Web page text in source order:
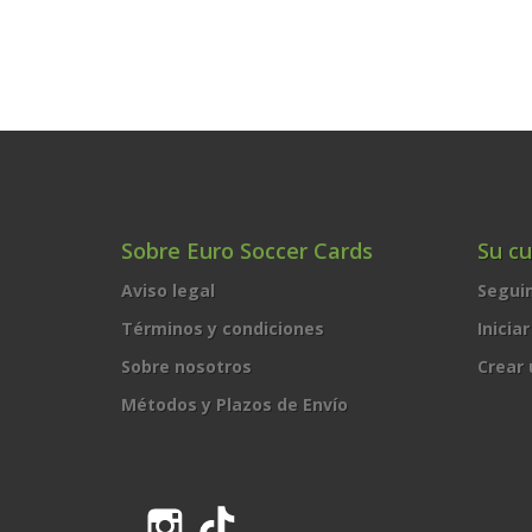
Sobre Euro Soccer Cards
Aviso legal
Términos y condiciones
Sobre nosotros
Métodos y Plazos de Envío
Su
Crear
Instagram